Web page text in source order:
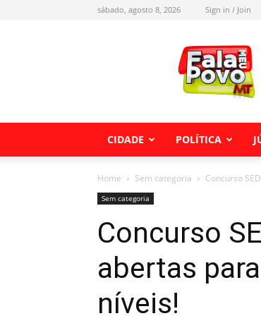
sábado, agosto 8, 2026 Sign in / Join
Fala
meu
Povo
MT
CIDADE POLÍTICA
Home Sem categoria Concurso
Sem categoria
Concurso
abertas
níveis!